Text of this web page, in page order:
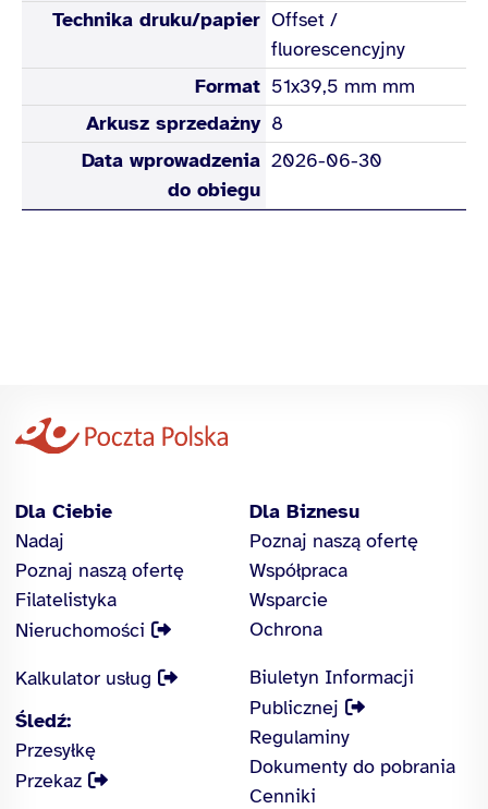
Technika druku/papier Offset /
fluorescencyjny
Format 51x39,5 mm mm
Arkusz sprzedażny 8
Data wprowadzenia
do obiegu
2026-06-30
Dla Ciebie
Nadaj
Poznaj naszą ofertę
Filatelistyka
Nieruchomości
Dla Biznesu
Poznaj naszą ofertę
Współpraca
Wsparcie
Ochrona
Kalkulator usług
Śledź:
Przesyłkę
Przekaz
Biuletyn Informacji
Publicznej
Regulaminy
Dokumenty do pobrania
Cenniki